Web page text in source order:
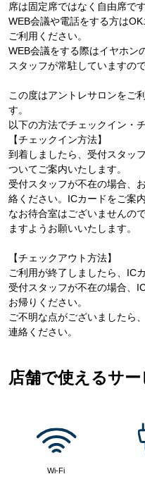
席は固定席ではなく自由席です
WEB会議や電話をする方は
ご利用ください。
WEB会議をする際はイヤホン
スタッフが常駐していますの
この度はアントレサロンをご
す。
以下の方法でチェックイン・
【チェックイン方法】
到着しましたら、受付スタッ
ついてご案内いたします。
受付スタッフが不在の場合、
絡ください。ICカードをご案内
なお待合室はございませんの
ますようお願いいたします。
【チェックアウト方法】
ご利用が終了しましたら、IC
受付スタッフが不在の場合、
お帰りください。
ご不明な点がございましたら
連絡ください。
店舗で使えるサー
Wi-Fi